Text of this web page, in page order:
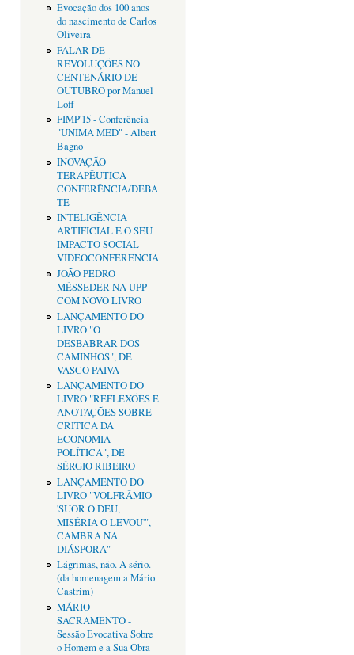
Evocação dos 100 anos
do nascimento de Carlos
Oliveira
FALAR DE
REVOLUÇÕES NO
CENTENÁRIO DE
OUTUBRO por Manuel
Loff
FIMP'15 - Conferência
"UNIMA MED" - Albert
Bagno
INOVAÇÃO
TERAPÊUTICA -
CONFERÊNCIA/DEBA
TE
INTELIGÊNCIA
ARTIFICIAL E O SEU
IMPACTO SOCIAL -
VIDEOCONFERÊNCIA
JOÃO PEDRO
MÉSSEDER NA UPP
COM NOVO LIVRO
LANÇAMENTO DO
LIVRO "O
DESBABRAR DOS
CAMINHOS", DE
VASCO PAIVA
LANÇAMENTO DO
LIVRO "REFLEXÕES E
ANOTAÇÕES SOBRE
CRÌTICA DA
ECONOMIA
POLÍTICA", DE
SÉRGIO RIBEIRO
LANÇAMENTO DO
LIVRO "VOLFRÂMIO
'SUOR O DEU,
MISÉRIA O LEVOU'",
CAMBRA NA
DIÁSPORA"
Lágrimas, não. A sério.
(da homenagem a Mário
Castrim)
MÁRIO
SACRAMENTO -
Sessão Evocativa Sobre
o Homem e a Sua Obra